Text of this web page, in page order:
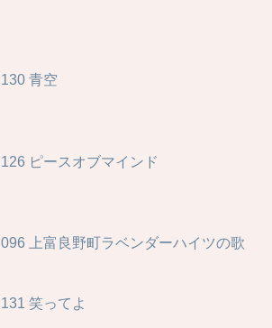
130 青空
126 ピースオブマインド
096 上富良野町ラベンダーハイツの歌
131 笑ってよ